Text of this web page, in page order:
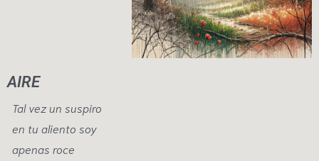
AIRE
Tal vez un suspiro
en tu aliento soy
apenas roce